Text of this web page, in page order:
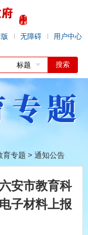
无障碍 用户中心
标题
育专题 > 通知公告
安市教育科
子材料上报